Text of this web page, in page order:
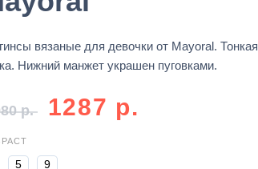
вязаные для девочки от Mayoral. Тонкая
Нижний манжет украшен пуговками.
р. 1287 р.
5 9